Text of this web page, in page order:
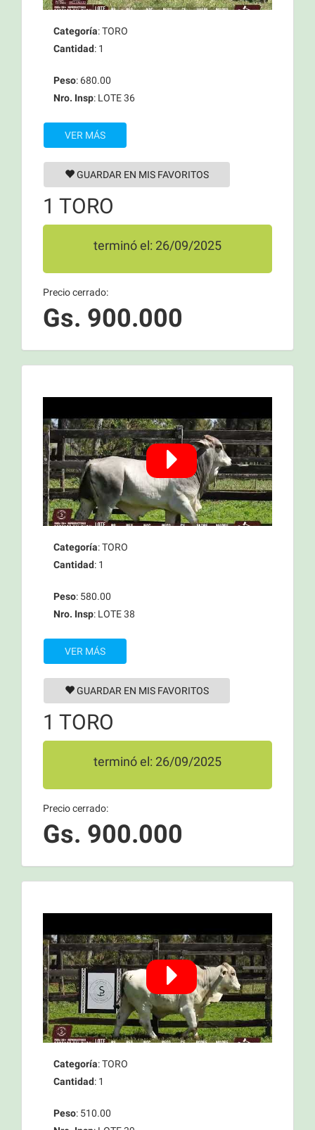
Categoría: TORO
Cantidad: 1
Peso: 680.00
Nro. Insp: LOTE 36
VER MÁS
GUARDAR EN MIS FAVORITOS
1 TORO
terminó el: 26/09/2025
Precio cerrado:
Gs. 900.000
Categoría: TORO
Cantidad: 1
Peso: 580.00
Nro. Insp: LOTE 38
VER MÁS
GUARDAR EN MIS FAVORITOS
1 TORO
terminó el: 26/09/2025
Precio cerrado:
Gs. 900.000
Categoría: TORO
Cantidad: 1
Peso: 510.00